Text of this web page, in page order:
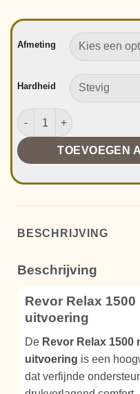
Afmeting
Hardheid
Revor Relax 1500 Matras
TOEVOEGEN
BESCHRIJVING
Beschrijving
Revor Relax
uitvoering
De Revor Relax
uitvoering is een
dat verfijnde